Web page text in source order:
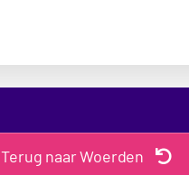
Terug naar Woerden